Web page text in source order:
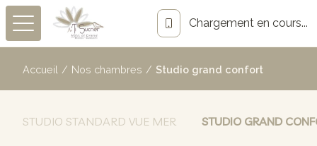
Chargement en cours...
Accueil / Nos chambres / Studio grand confort
STUDIO STANDARD VUE MER STUDIO GRAND